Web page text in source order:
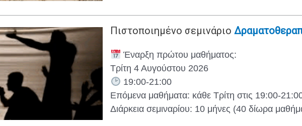
Πιστοποιημένο σεμινάριο
Έναρξη πρώτου μαθήματος:
Τρίτη 4 Αυγούστου 2026
19:00-21:00
Επόμενα μαθήματα: κάθε Τρίτη στις 19:00-
Διάρκεια σεμιναρίου: 10 μήνες (40 δίωρα